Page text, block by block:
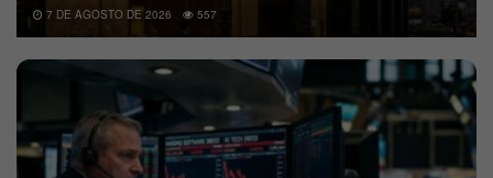
7 DE AGOSTO DE 2026 557